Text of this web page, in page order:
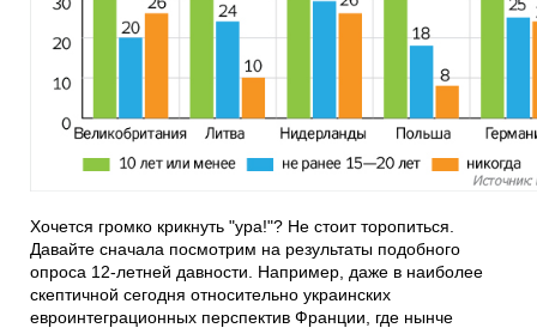
Хочется громко крикнуть "ура!"? Не стоит торопиться.
Давайте сначала посмотрим на результаты подобного
опроса 12-летней давности. Например, даже в наиболее
скептичной сегодня относительно украинских
евроинтеграционных перспектив Франции, где нынче